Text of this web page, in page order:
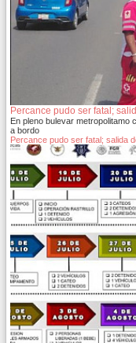
Percance pudo ser fatal;
En pleno bulevar metropolitamo
a bordo
Percance pudo ser fatal; salida